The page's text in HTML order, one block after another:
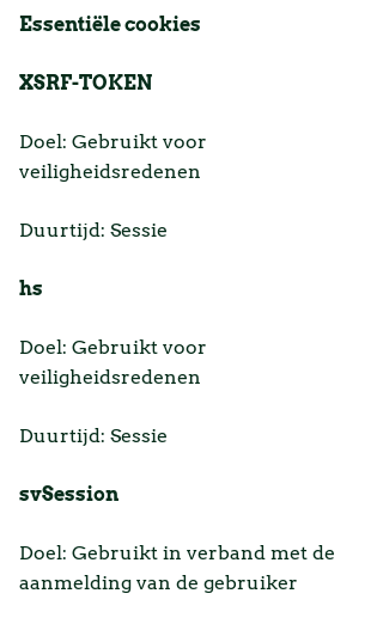
Essentiële cookies
XSRF-TOKEN
Doel: Gebruikt voor
veiligheidsredenen
Duurtijd: Sessie
hs
Doel: Gebruikt voor
veiligheidsredenen
Duurtijd: Sessie
svSession
Doel: Gebruikt in verband met de
aanmelding van de gebruiker